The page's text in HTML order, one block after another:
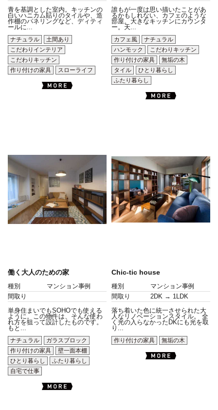
青を基調とした室内。キッチンの
白いハニカム貼りのタイルや、造
作棚のパネリングなど、ディティ
ールに...
ナチュラル
土間あり
こだわりインテリア
こだわりキッチン
作り付けの家具
スローライフ
誰もが一度は思い描いたことがあ
るかもしれない、カフェのような
部屋。大きなキッチンにカウンタ
ー。天...
カフェ風
ナチュラル
ハンモック
こだわりキッチン
作り付けの家具
無垢の木
タイル
ひとり暮らし
ふたり暮らし
働く大人のための家
種別
マンション事例
間取り
単身住まいでもSOHOでも使える
ように。この物件は、そんな使わ
れ方を狙って設計したものです。
もと...
ナチュラル
ガラスブロック
作り付けの家具
壁一面本棚
ひとり暮らし
ふたり暮らし
自宅で仕事
Chic-tic house
種別
マンション事例
間取り
2DK → 1LDK
落ち着いた色に統一させられた大
人なリノベーションスタイル。 全
く光の入らなかったDKにも光を取
り...
作り付けの家具
無垢の木